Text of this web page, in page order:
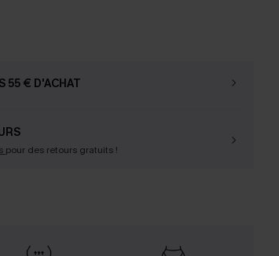
55 € D'ACHAT
pour des retours gratuits !